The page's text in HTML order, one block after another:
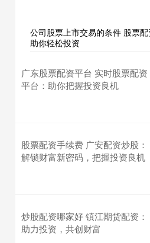
公司股票上市交易的条件 股票配
助你轻松投资
广东股票配资平台 实时股票配资
平台：助你把握投资良机
股票配资手续费 广安配资炒股：
解锁财富新密码，把握投资良机
炒股配资哪家好 镇江期货配资：
助力投资，共创财富